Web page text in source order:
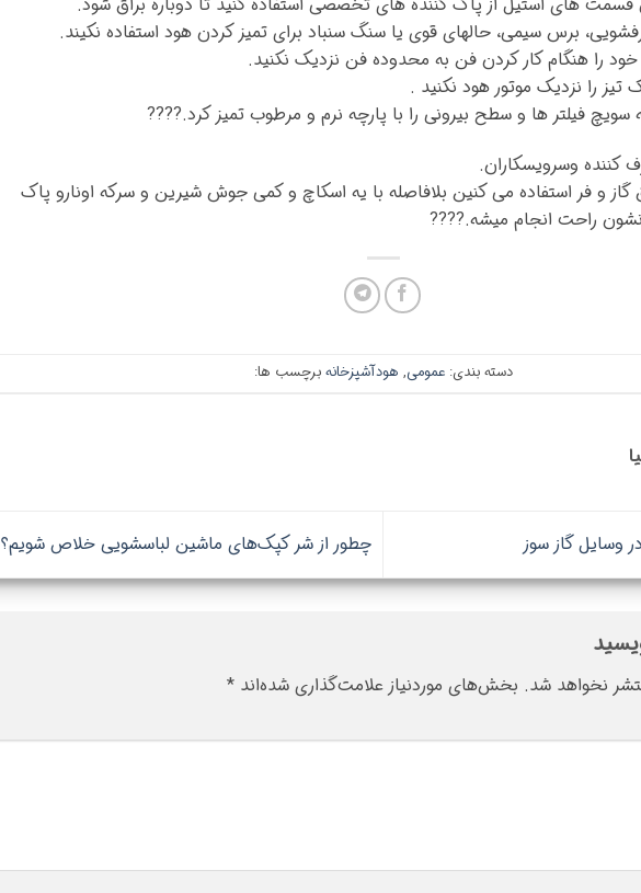
برس سیمی، حالهای قوی یا سنگ سنباد برای تمیز کردن هود استفاده ⁣نکیند.
را هنگام کار کردن فن به محدوده فن نزدیک نکنید.
تیز را نزدیک موتور هود نکنید .
فیلتر ها و سطح بیرونی را با پارچه نرم و مرطوب تمیز کرد.????
کننده وسرویسکاران.
گاز و فر استفاده می کنین بلافاصله با یه اسکاچ و کمی جوش شیرین و سرکه اونارو پاک
راحت انجام میشه.????
دسته بندی:عمومی, هودآشپزخانه برچسب ها:
وسایل گاز سوز چطور از شر کپک‌های ماشین لباسشویی خلاص شویم؟
نخواهد شد. بخش‌های موردنیاز علامت‌گذاری شده‌اند *